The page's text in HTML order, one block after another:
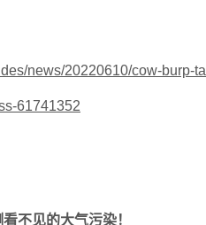
news/20220610/cow-burp-
61741352
不见的大气污染！